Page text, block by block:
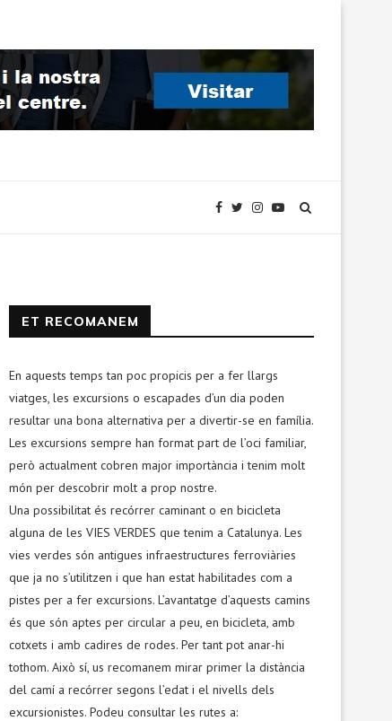
ET RECOMANEM
En aquests temps tan poc propicis per a fer llargs
viatges, les excursions o escapades d’un dia poden
resultar una bona alternativa per a divertir-se en família.
Les excursions sempre han format part de l’oci familiar,
però actualment cobren major importància i tenim molt
món per descobrir molt a prop nostre.
Una possibilitat és recórrer caminant o en bicicleta
alguna de les VIES VERDES que tenim a Catalunya. Les
vies verdes són antigues infraestructures ferroviàries
que ja no s’utilitzen i que han estat habilitades com a
pistes per a fer excursions. L’avantatge d’aquests camins
és que són aptes per circular a peu, en bicicleta, amb
cotxets i amb cadires de rodes. Per tant pot anar-hi
tothom. Això sí, us recomanem mirar primer la distància
del camí a recórrer segons l’edat i el nivells dels
excursionistes. Podeu consultar les rutes a: